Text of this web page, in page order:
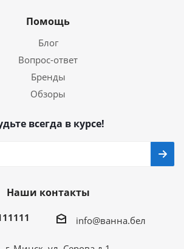
Помощь
Блог
Вопрос-ответ
Бренды
Обзоры
всегда в курсе!
Наши контакты
info@ванна.бел